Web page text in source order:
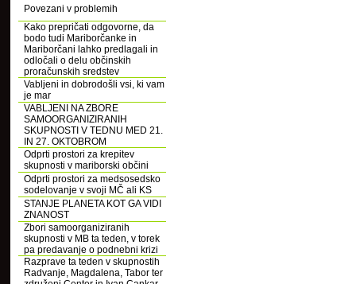
Povezani v problemih
Kako prepričati odgovorne, da
bodo tudi Mariborčanke in
Mariborčani lahko predlagali in
odločali o delu občinskih
proračunskih sredstev
Vabljeni in dobrodošli vsi, ki vam
je mar
VABLJENI NA ZBORE
SAMOORGANIZIRANIH
SKUPNOSTI V TEDNU MED 21.
IN 27. OKTOBROM
Odprti prostori za krepitev
skupnosti v mariborski občini
Odprti prostori za medsosedsko
sodelovanje v svoji MČ ali KS
STANJE PLANETA KOT GA VIDI
ZNANOST
Zbori samoorganiziranih
skupnosti v MB ta teden, v torek
pa predavanje o podnebni krizi
Razprave ta teden v skupnostih
Radvanje, Magdalena, Tabor ter